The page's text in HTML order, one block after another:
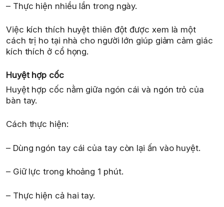
– Thực hiện nhiều lần trong ngày.
Việc kích thích huyệt thiên đột được xem là một
cách trị ho tại nhà cho người lớn giúp giảm cảm giác
kích thích ở cổ họng.
Huyệt hợp cốc
Huyệt hợp cốc nằm giữa ngón cái và ngón trỏ của
bàn tay.
Cách thực hiện:
– Dùng ngón tay cái của tay còn lại ấn vào huyệt.
– Giữ lực trong khoảng 1 phút.
– Thực hiện cả hai tay.